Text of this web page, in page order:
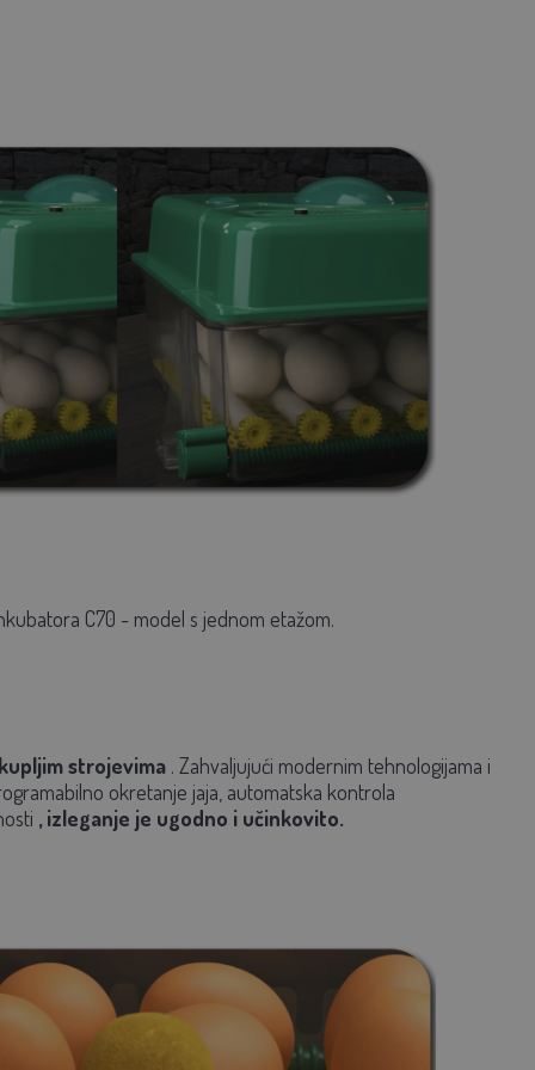
C70 - model s jednom etažom.
strojevima. Zahvaljujući modernim tehnologijama i
okretanje jaja, automatska kontrola
, izleganje je ugodno i učinkovito.